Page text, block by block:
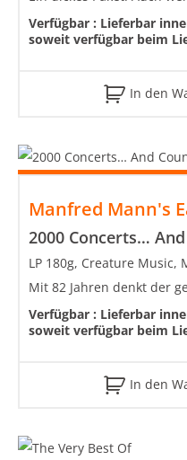
Verfügbar : Lieferbar
soweit verfügbar beim
In den
Manfred Mann's
2000 Concerts…
LP 180g, Creature Music,
Mit 82 Jahren denkt der
Verfügbar : Lieferbar
soweit verfügbar beim
In den